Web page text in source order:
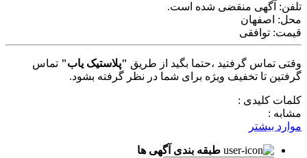
تلفن: آگهی منقضی شده است.
محل: اصفهان
قیمت: توافقی
وقتی تماس گرفتید ،حتما بگید از طریق "پلاستیک یاب" تماس
گرفتین تا تخفیف ویژه برای شما در نظر گرفته بشود.
کلمات کلیدی :
مشابه :
موارد بیشتر
طبقه بندی آگهی ها